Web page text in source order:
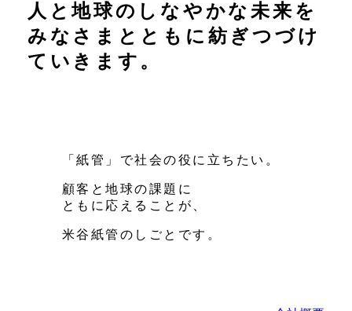
人と地球の しなやかな未来を
みなさまとともに 紡ぎつづけ
ていきます。
「紙管」で社会の役に 立ちたい。
顧客と地球の課題に
ともに応えることが、
米谷紙管のしごとです。